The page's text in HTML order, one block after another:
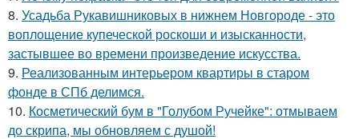
8. Усадьба Рукавишниковых в нижнем Новгороде - это
воплощение купеческой роскоши и изысканности,
застывшее во времени произведение искусства.
9. Реализованным интерьером квартиры в старом
фонде в СПб делимся.
10. Косметический бум в "Голубом Ручейке": отмываем
до скрипа, мы обновляем с душой!